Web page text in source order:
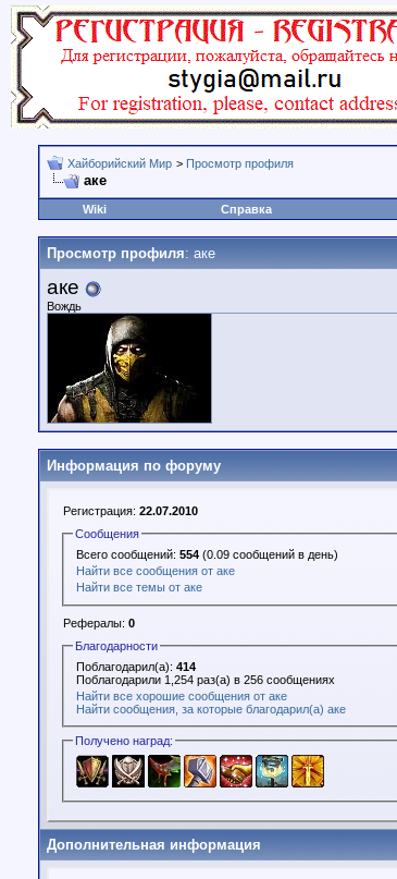
Хайборийский Мир > Просмотр профиля
аке
Wiki
Справка
Просмотр профиля: аке
аке
Вождь
Информация по форуму
Регистрация: 22.07.2010
Сообщения
Всего сообщений:554 (0.09 сообщений в день)
Найти все сообщения от аке
Найти все темы от аке
Рефералы: 0
Благодарности
Поблагодарил(а):414
Поблагодарили 1,254 раз(а) в 256 сообщениях
Найти все хорошие сообщения от аке
Найти сообщения, за которые благодарил(а) аке
Получено наград:
Дополнительная информация